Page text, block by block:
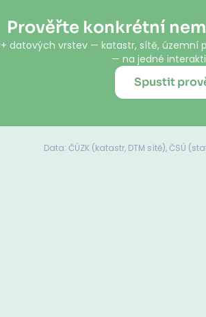
Prověřte konkrétní
datových vrstev — katastr, sítě, územní
— na jedné
Spustit
Data: ČÚZK (katastr, DTM sítě), ČSÚ